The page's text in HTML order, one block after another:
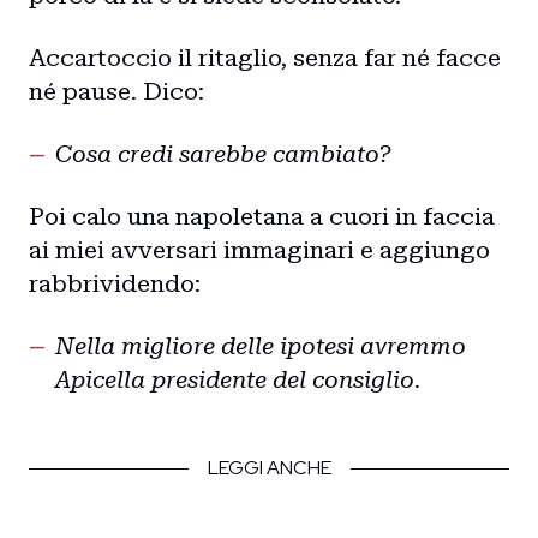
Home
Intro
Accartoccio il ritaglio, senza far né facce
né pause. Dico:
Cosa credi sarebbe cambiato?
Poi calo una napoletana a cuori in faccia
ai miei avversari immaginari e aggiungo
rabbrividendo:
Nella migliore delle ipotesi avremmo
Apicella presidente del consiglio.
LEGGI ANCHE